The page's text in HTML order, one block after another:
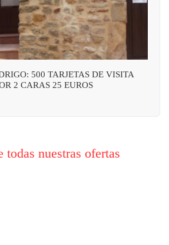
500 TARJETAS DE VISITA
2 CARAS 25 EUROS
todas nuestras ofertas